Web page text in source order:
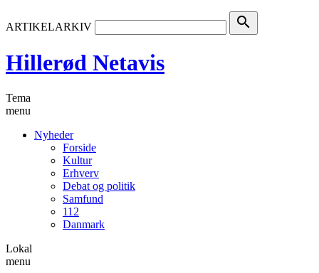
ARTIKELARKIV search
Hillerød Netavis
Tema
menu
Nyheder
Forside
Kultur
Erhverv
Debat og politik
Samfund
112
Danmark
Lokal
menu